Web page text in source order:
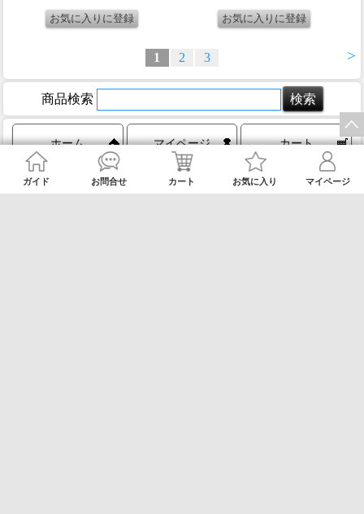
>
1 2 3
商品検索
ホーム マイページ カート
ログイン
ガイド お問合せ カート お気に入り マイページ